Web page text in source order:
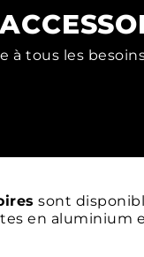
à tous les
sont
en aluminium